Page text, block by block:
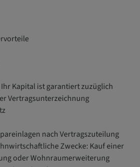
Kapital ist garantiert zuzüglich
Vertragsunterzeichnung
nach Vertragszuteilung
Zwecke: Kauf einer
oder Wohnraumerweiterung